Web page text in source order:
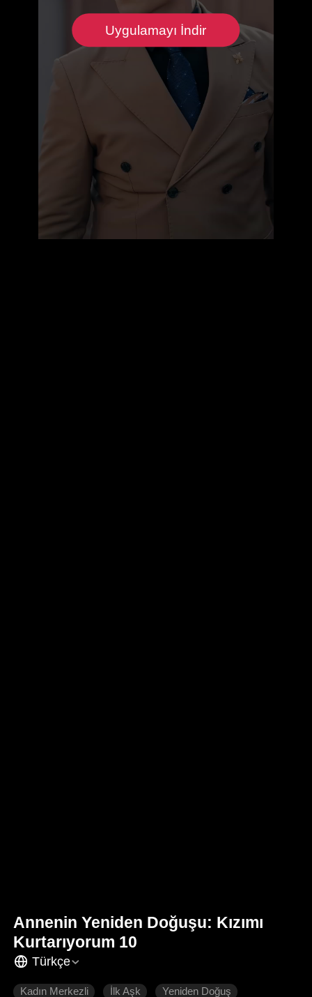
Uygulamayı İndir
Annenin Yeniden Doğuşu: Kızımı
Kurtarıyorum 10
Türkçe
Kadın Merkezli İlk Aşk Yeniden Doğuş